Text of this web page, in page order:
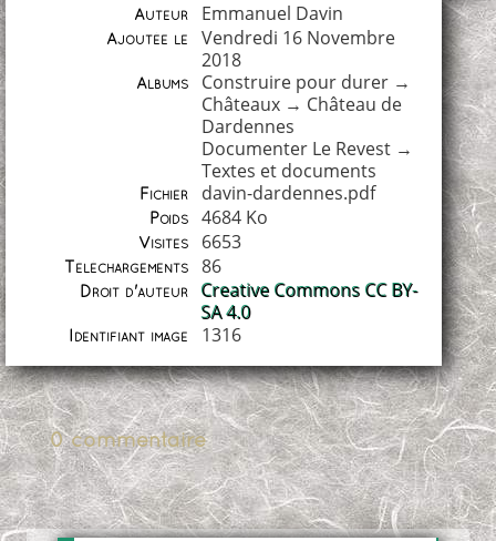
Auteur Emmanuel Davin
Ajoutée le
Vendredi 16 Novembre
2018
Albums Construire pour durer→
Châteaux→ Château de
Dardennes
Documenter Le Revest→
Textes et documents
Fichier davin-dardennes.pdf
Poids 4684 Ko
Visites 6653
Téléchargements 86
Droit d'auteur
Creative Commons CC BY-
SA 4.0
Identifiant image 1316
0 commentaire